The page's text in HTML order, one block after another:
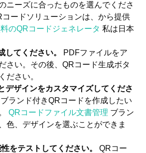
ニーズに合ったものを選んでくださ
ードソリューションは、から提供
のQRコードジェネレータ 私は日本
してください。
PDFファイルをア
さい。その後、QRコード生成ボタ
ださい。
デザインをカスタマイズしてくださ
ランド付きQRコードを作成したい
QRコードファイル文書管理 ブラン
色、デザインを選ぶことができま
をテストしてください。 QRコー